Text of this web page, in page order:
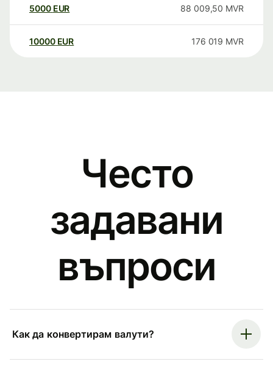
5000 EUR 88 009,50 MVR
10000 EUR 176 019 MVR
Често
задавани
въпроси
Как да конвертирам валути?